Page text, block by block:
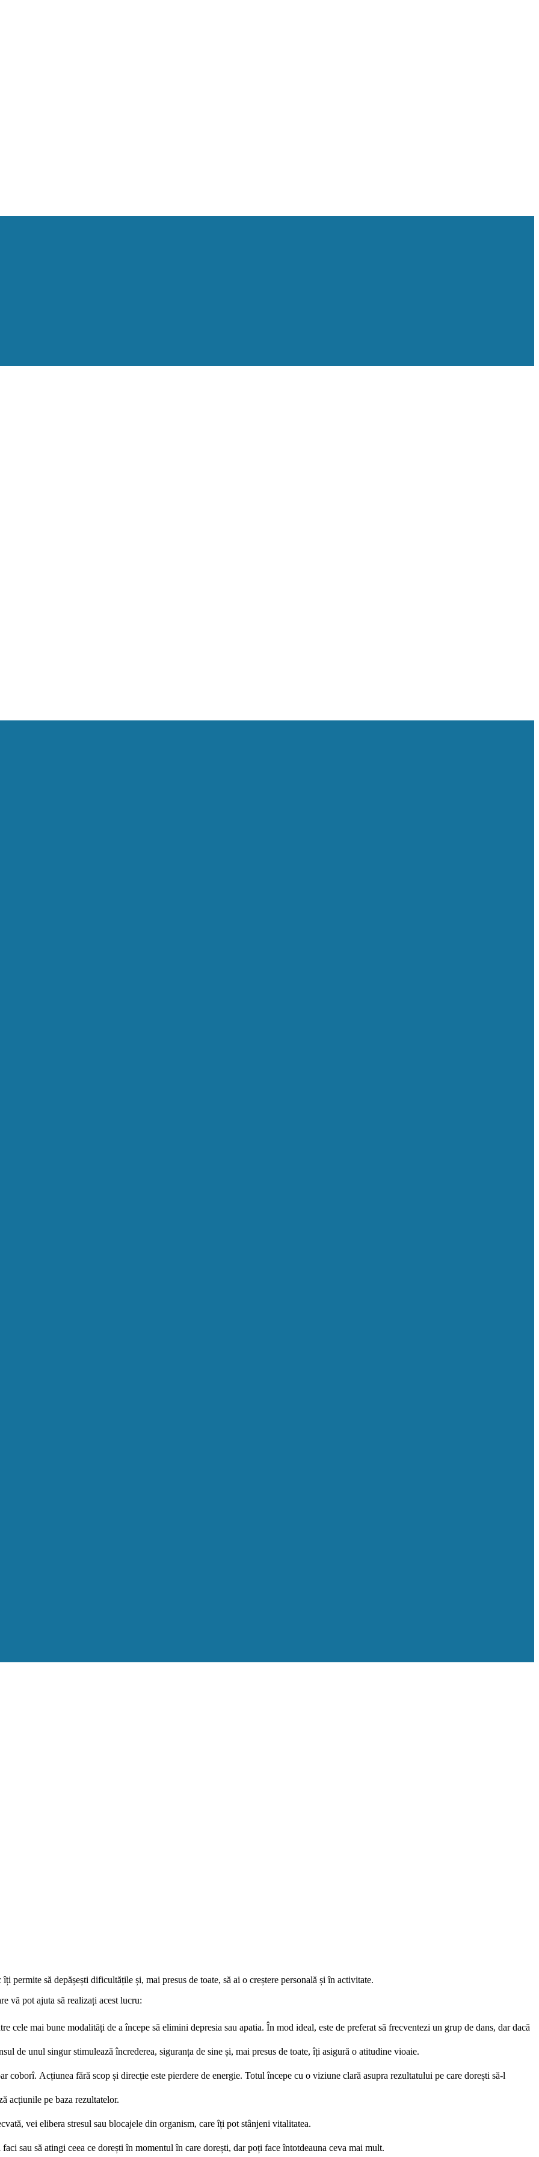
permite să depășești dificultățile și, mai presus de toate, să ai o creștere personală și în activitate.
vă pot ajuta să realizați acest lucru:
cele mai bune modalități de a începe să elimini depresia sau apatia. În mod ideal, este de preferat să frecventezi un grup de dans, dar dacă
de unul singur stimulează încrederea, siguranța de sine și, mai presus de toate, îți asigură o atitudine vioaie.
coborî. Acțiunea fără scop și direcție este pierdere de energie. Totul începe cu o viziune clară asupra rezultatului pe care dorești să-l
acțiunile pe baza rezultatelor.
vei elibera stresul sau blocajele din organism, care îți pot stânjeni vitalitatea.
sau să atingi ceea ce dorești în momentul în care dorești, dar poți face întotdeauna ceva mai mult.